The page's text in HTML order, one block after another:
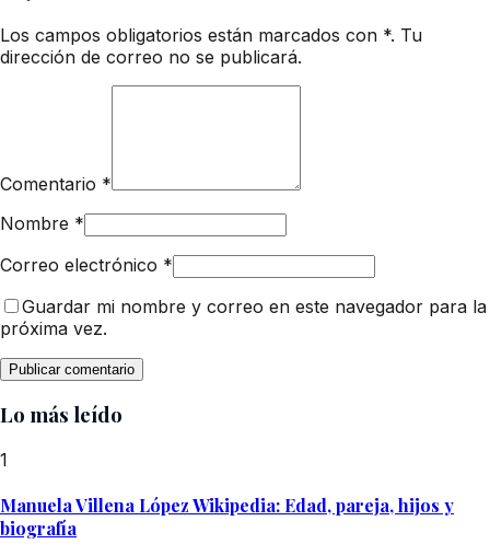
Los campos obligatorios están marcados con *. Tu
dirección de correo no se publicará.
Comentario *
Nombre *
Correo electrónico *
Guardar mi nombre y correo en este navegador para la
próxima vez.
Lo más leído
1
Manuela Villena López Wikipedia: Edad, pareja, hijos y
biografía